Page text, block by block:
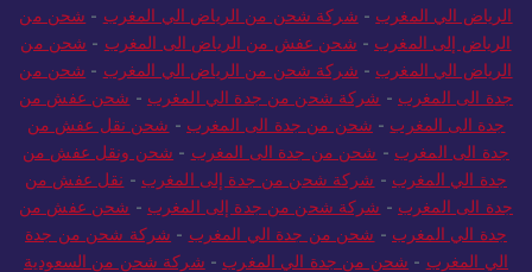
الرياض الي المغرب - شركة شحن من الرياض الي المغرب - شحن من
الرياض إلى المغرب - شحن عفش من الرياض الى المغرب - شحن من
الرياض الي المغرب - شركة شحن من الرياض الي المغرب - شحن من
جدة الى المغرب - شركة شحن من جدة الي المغرب - شحن عفش من
جدة الى المغرب - شحن من جدة الى المغرب - شحن نقل عفش من
جدة الى المغرب - شحن من جدة الى المغرب - شحن ونقل عفش من
جدة الي المغرب - شركة شحن من جدة إلى المغرب - نقل عفش من
جدة الى المغرب - شركة شحن من جدة إلى المغرب - شحن عفش من
جدة الي المغرب - شحن من جدة الي المغرب - شركة شحن من جدة
الي المغرب - شحن من جدة الي المغرب - شركة شحن من السعودية